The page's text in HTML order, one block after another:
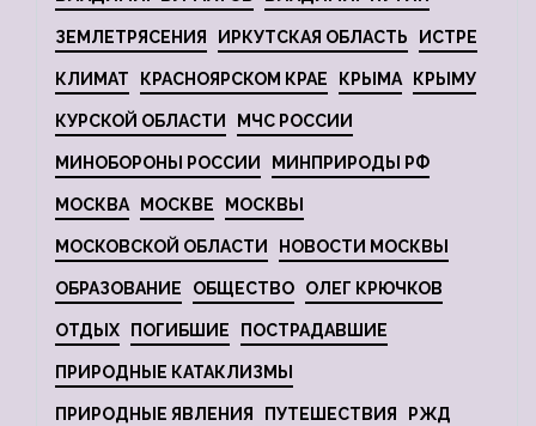
ЗЕМЛЕТРЯСЕНИЯ ИРКУТСКАЯ ОБЛАСТЬ ИСТРЕ
КЛИМАТ КРАСНОЯРСКОМ КРАЕ КРЫМА КРЫМУ
КУРСКОЙ ОБЛАСТИ МЧС РОССИИ
МИНОБОРОНЫ РОССИИ МИНПРИРОДЫ РФ
МОСКВА МОСКВЕ МОСКВЫ
МОСКОВСКОЙ ОБЛАСТИ НОВОСТИ МОСКВЫ
ОБРАЗОВАНИЕ ОБЩЕСТВО ОЛЕГ КРЮЧКОВ
ОТДЫХ ПОГИБШИЕ ПОСТРАДАВШИЕ
ПРИРОДНЫЕ КАТАКЛИЗМЫ
ПРИРОДНЫЕ ЯВЛЕНИЯ ПУТЕШЕСТВИЯ РЖД